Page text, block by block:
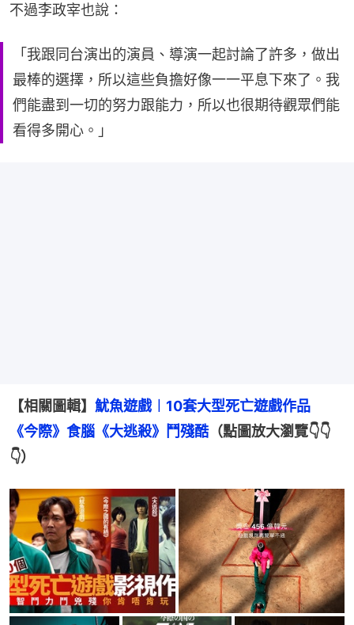
不過李政宰也說：
「我跟同台演出的演員、導演一起討論了許多，做出
最棒的選擇，所以這些負擔好像一一平息下來了。我
們能盡到一切的努力跟能力，所以也很期待觀眾們能
看得多開心。」
【相關圖輯】 魷魚遊戲︱10套大型死亡遊戲作品
《今際》食腦《大逃殺》鬥殘酷（點圖放大瀏覽👇👇
👇）